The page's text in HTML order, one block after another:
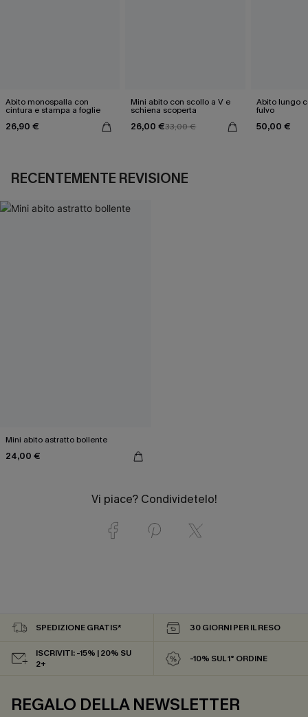
Abito monospalla con
cintura e stampa a foglie
26,90 €
Mini abito con scollo a V e
schiena scoperta
26,00 €33,00 €
Abito lungo
fulvo
50,00 €
RECENTEMENTE REVISIONE
Mini abito astratto bollente
24,00 €
Vi piace? Condividetelo!
SPEDIZIONE GRATIS* 30 GIORNI PER IL RESO
ISCRIVITI: -15% | 20% SU
2+
-10% SUL 1° ORDINE
REGALO DELLA NEWSLETTER